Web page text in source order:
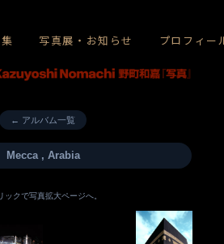
写真展・お知らせ プロフィー
← アルバム一覧
Mecca , Arabia
ックで写真拡大ページへ。